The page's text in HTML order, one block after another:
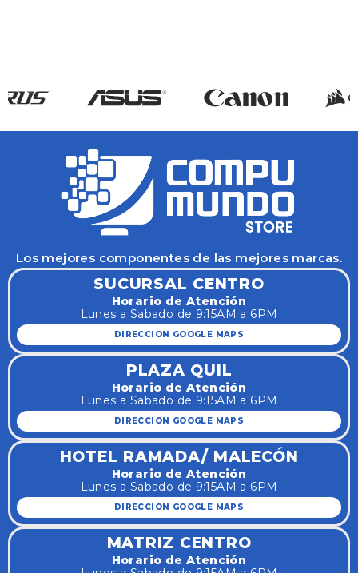
Los mejores componentes de las mejores marcas.
SUCURSAL CENTRO
Horario de Atención
Lunes a Sabado de 9:15AM a 6PM
DIRECCION GOOGLE MAPS
PLAZA QUIL
Horario de Atención
Lunes a Sabado de 9:15AM a 6PM
DIRECCION GOOGLE MAPS
HOTEL RAMADA/ MALECÓN
Horario de Atención
Lunes a Sabado de 9:15AM a 6PM
DIRECCION GOOGLE MAPS
MATRIZ CENTRO
Horario de Atención